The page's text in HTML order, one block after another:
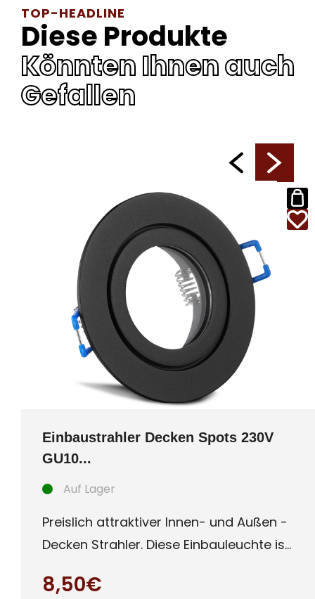
TOP-HEADLINE
Diese Produkte
Könnten Ihnen auch
Gefallen
Einbaustrahler Decken Spots 230V
GU10...
Auf Lager
Preislich attraktiver Innen- und Außen -
Decken Strahler. Diese Einbauleuchte ist
8,50€